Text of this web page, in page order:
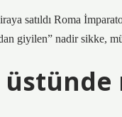
satıldı Roma
giyilen” nadir sikke,
üstünde